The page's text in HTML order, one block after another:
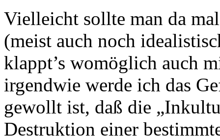
Vielleicht sollte man da
(meist auch noch
klappt’s womöglich auch
irgendwie werde ich das
gewollt ist, daß die
Destruktion einer